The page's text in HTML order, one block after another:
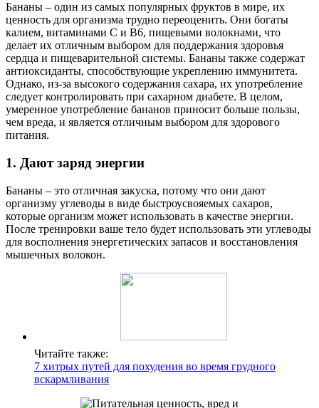
Бананы – один из самых популярных фруктов в мире, их
ценность для организма трудно переоценить. Они богаты
калием, витаминами С и В6, пищевыми волокнами, что
делает их отличным выбором для поддержания здоровья
сердца и пищеварительной системы. Бананы также содержат
антиоксиданты, способствующие укреплению иммунитета.
Однако, из-за высокого содержания сахара, их употребление
следует контролировать при сахарном диабете. В целом,
умеренное употребление бананов приносит больше пользы,
чем вреда, и является отличным выбором для здорового
питания.
1. Дают заряд энергии
Бананы – это отличная закуска, потому что они дают
организму углеводы в виде быстроусвояемых сахаров,
которые организм может использовать в качестве энергии.
После тренировки ваше тело будет использовать эти углеводы
для восполнения энергетических запасов и восстановления
мышечных волокон.
Читайте также:
7 хитрых путей для похудения во время грудного
вскармливания